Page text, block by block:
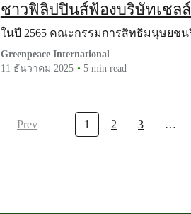
ชาวฟิลิปปินส์ฟ้องบริษัทเชล
ในปี 2565 คณะกรรมการสิทธิมนุษยชน
Greenpeace International
11 ธันวาคม 2025
5 min read
Prev 1 2 3 …